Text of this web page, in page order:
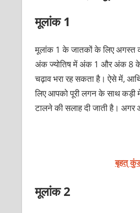
मूलांक 1
मूलांक 1 के जातकों के लिए अगस्त
अंक ज्योतिष में अंक 1 और अंक 8 के
चढ़ाव भरा रह सकता है। ऐसे में,
लिए आपको पूरी लगन के साथ
टालने की सलाह दी जाती है। अगर
बृहत्
मूलांक 2